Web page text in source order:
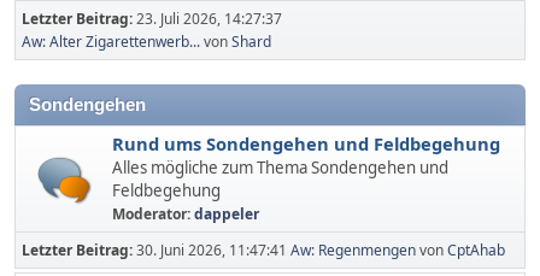
Letzter Beitrag:23. Juli 2026, 14:27:37
Aw: Alter Zigarettenwerb...vonShard
Sondengehen
Rund ums Sondengehen und Feldbegehung
Alles mögliche zum Thema Sondengehen und
Feldbegehung
Moderator:dappeler
Letzter Beitrag:30. Juni 2026, 11:47:41 Aw: RegenmengenvonCptAhab